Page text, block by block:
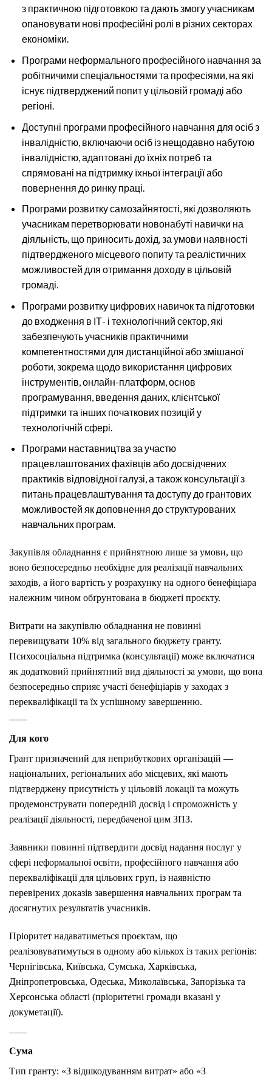
з практичною підготовкою та дають змогу учасникам
опановувати нові професійні ролі в різних секторах
економіки.
Програми неформального професійного навчання за
робітничими спеціальностями та професіями, на які
існує підтверджений попит у цільовій громаді або
регіоні.
Доступні програми професійного навчання для осіб з
інвалідністю, включаючи осіб із нещодавно набутою
інвалідністю, адаптовані до їхніх потреб та
спрямовані на підтримку їхньої інтеграції або
повернення до ринку праці.
Програми розвитку самозайнятості, які дозволяють
учасникам перетворювати новонабуті навички на
діяльність, що приносить дохід, за умови наявності
підтвердженого місцевого попиту та реалістичних
можливостей для отримання доходу в цільовій
громаді.
Програми розвитку цифрових навичок та підготовки
до входження в ІТ- і технологічний сектор, які
забезпечують учасників практичними
компетентностями для дистанційної або змішаної
роботи, зокрема щодо використання цифрових
інструментів, онлайн-платформ, основ
програмування, введення даних, клієнтської
підтримки та інших початкових позицій у
технологічній сфері.
Програми наставництва за участю
працевлаштованих фахівців або досвідчених
практиків відповідної галузі, а також консультації з
питань працевлаштування та доступу до грантових
можливостей як доповнення до структурованих
навчальних програм.
Закупівля обладнання є прийнятною лише за умови, що
воно безпосередньо необхідне для реалізації навчальних
заходів, а його вартість у розрахунку на одного бенефіціара
належним чином обґрунтована в бюджеті проєкту.
Витрати на закупівлю обладнання не повинні
перевищувати 10% від загального бюджету гранту.
Психосоціальна підтримка (консультації) може включатися
як додатковий прийнятний вид діяльності за умови, що вона
безпосередньо сприяє участі бенефіціарів у заходах з
перекваліфікації та їх успішному завершенню.
Для кого
Грант призначений для неприбуткових організацій —
національних, регіональних або місцевих, які мають
підтверджену присутність у цільовій локації та можуть
продемонструвати попередній досвід і спроможність у
реалізації діяльності, передбаченої цим ЗПЗ.
Заявники повинні підтвердити досвід надання послуг у
сфері неформальної освіти, професійного навчання або
перекваліфікації для цільових груп, із наявністю
перевірених доказів завершення навчальних програм та
досягнутих результатів учасників.
Пріоритет надаватиметься проєктам, що
реалізовуватимуться в одному або кількох із таких регіонів:
Чернігівська, Київська, Сумська, Харківська,
Дніпропетровська, Одеська, Миколаївська, Запорізька та
Херсонська області (пріоритетні громади вказані у
докуметації).
Сума
Тип гранту:​ «З відшкодуванням витрат» або «З